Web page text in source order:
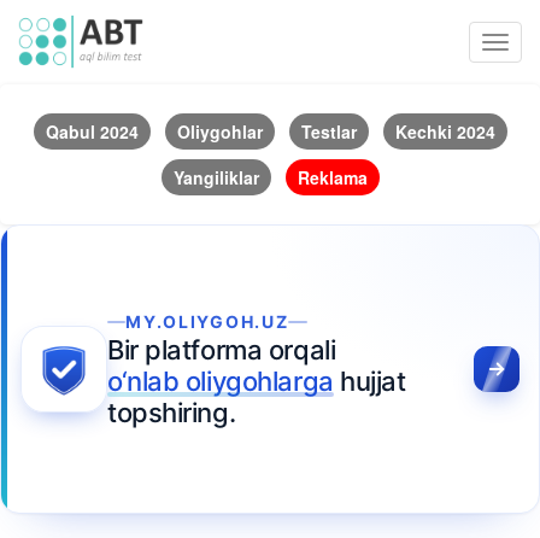
Qabul 2024 Oliygohlar Testlar
Kechki 2024
Yangiliklar
Reklama
MY.OLIYGOH.UZ
Bir platforma orqali
o‘nlab oliygohlarga hujjat
topshiring.